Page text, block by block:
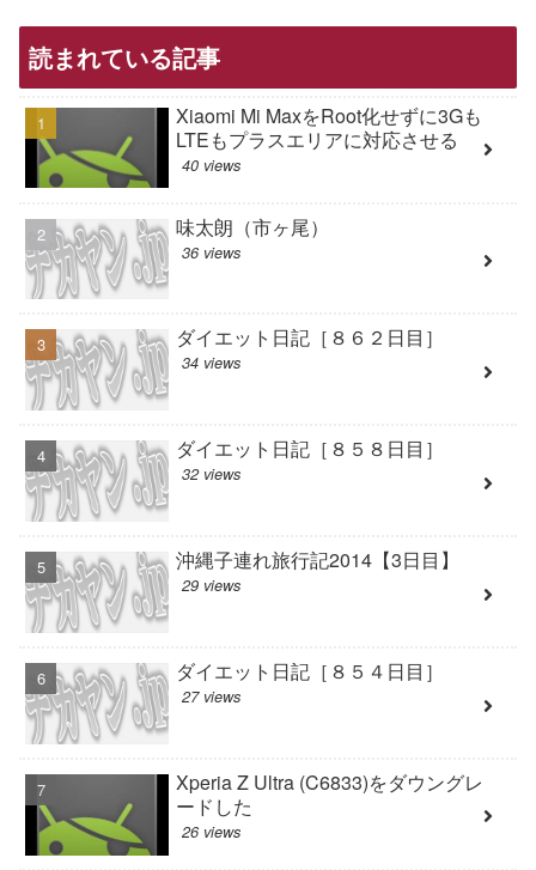
読まれている記事
Xiaomi Mi MaxをRoot化せずに3Gも
LTEもプラスエリアに対応させる
40 views
味太朗（市ヶ尾）
36 views
ダイエット日記［８６２日目］
34 views
ダイエット日記［８５８日目］
32 views
沖縄子連れ旅行記2014【3日目】
29 views
ダイエット日記［８５４日目］
27 views
Xperia Z Ultra (C6833)をダウングレ
ードした
26 views